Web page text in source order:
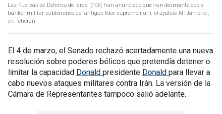
Las Fuerzas de Defensa de Israel (FDI) han anunciado que han desmantelado el
búnker militar subterráneo del antiguo líder supremo iraní, el ayatolá Alí Jamenei,
en Teherán.
El 4 de marzo, el Senado rechazó acertadamente una nueva
resolución sobre poderes bélicos que pretendía detener o
limitar la capacidad Donald presidente Donald para llevar a
cabo nuevos ataques militares contra Irán. La versión de la
Cámara de Representantes tampoco salió adelante.